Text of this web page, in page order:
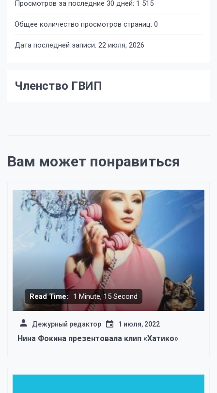
Просмотров за последние 30 дней: 1 515
Общее количество просмотров страниц: 0
Дата последней записи: 22 июля, 2026
Членство ГВИП
Вам может понравиться
Read Time: 1 Minute, 15 Second
Дежурный редактор 1 июля, 2022
Нина Фокина презентовала клип «Хатико»